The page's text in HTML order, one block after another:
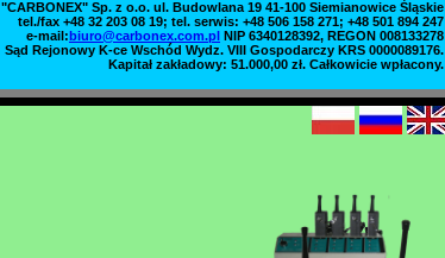
"CARBONEX" Sp. z o.o. ul. Budowlana 19 41-100 Siemianowice Śląskie
tel./fax +48 32 203 08 19; tel. serwis: +48 506 158 271; +48 501 894 247
e-mail:biuro@carbonex.com.pl NIP 6340128392, REGON 008133278
Sąd Rejonowy K-ce Wschód Wydz. VIII Gospodarczy KRS 0000089176.
Kapitał zakładowy: 51.000,00 zł. Całkowicie wpłacony.